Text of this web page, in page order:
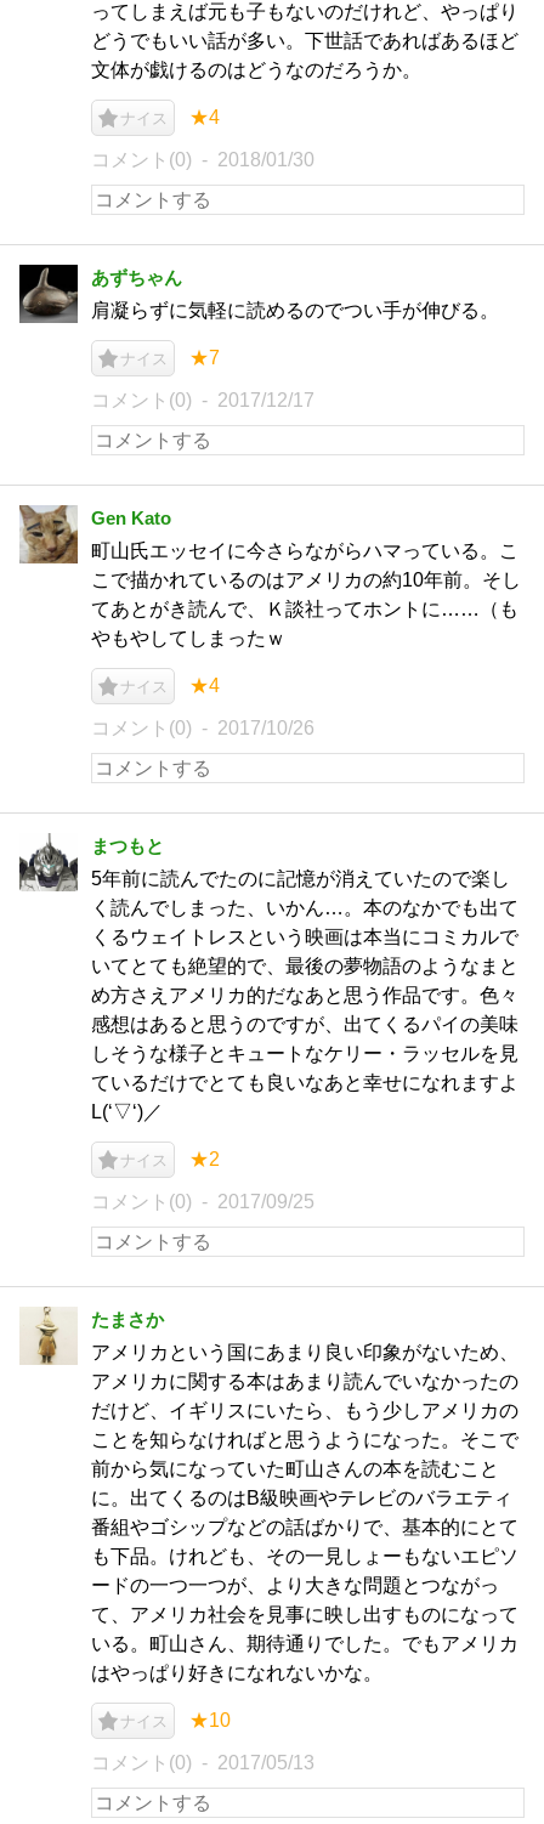
ってしまえば元も子もないのだけれど、やっぱり
どうでもいい話が多い。下世話であればあるほど
文体が戯けるのはどうなのだろうか。
ナイス ★4
コメント(0) 2018/01/30
あずちゃん
肩凝らずに気軽に読めるのでつい手が伸びる。
ナイス ★7
コメント(0) 2017/12/17
Gen Kato
町山氏エッセイに今さらながらハマっている。こ
こで描かれているのはアメリカの約10年前。そし
てあとがき読んで、Ｋ談社ってホントに……（も
やもやしてしまったｗ
ナイス ★4
コメント(0) 2017/10/26
まつもと
5年前に読んでたのに記憶が消えていたので楽し
く読んでしまった、いかん…。本のなかでも出て
くるウェイトレスという映画は本当にコミカルで
いてとても絶望的で、最後の夢物語のようなまと
め方さえアメリカ的だなあと思う作品です。色々
感想はあると思うのですが、出てくるパイの美味
しそうな様子とキュートなケリー・ラッセルを見
ているだけでとても良いなあと幸せになれますよ
L(‘▽‘)／
ナイス ★2
コメント(0) 2017/09/25
たまさか
アメリカという国にあまり良い印象がないため、
アメリカに関する本はあまり読んでいなかったの
だけど、イギリスにいたら、もう少しアメリカの
ことを知らなければと思うようになった。そこで
前から気になっていた町山さんの本を読むこと
に。出てくるのはB級映画やテレビのバラエティ
番組やゴシップなどの話ばかりで、基本的にとて
も下品。けれども、その一見しょーもないエピソ
ードの一つ一つが、より大きな問題とつながっ
て、アメリカ社会を見事に映し出すものになって
いる。町山さん、期待通りでした。でもアメリカ
はやっぱり好きになれないかな。
ナイス ★10
コメント(0) 2017/05/13